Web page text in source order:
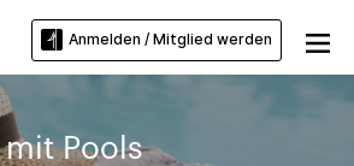
Anmelden / Mitglied werden
mit Pools